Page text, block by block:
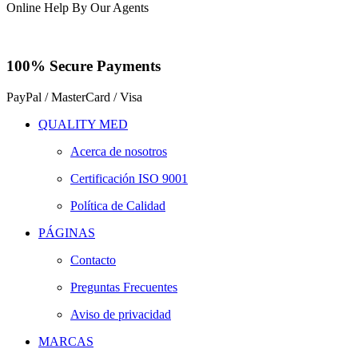
Online Help By Our Agents
100% Secure Payments
PayPal / MasterCard / Visa
QUALITY MED
Acerca de nosotros
Certificación ISO 9001
Política de Calidad
PÁGINAS
Contacto
Preguntas Frecuentes
Aviso de privacidad
MARCAS